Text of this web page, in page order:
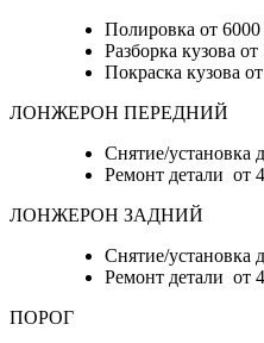
Полировка от 6000
Разборка кузова
Покраска кузова
ЛОНЖЕРОН ПЕРЕДНИЙ
Снятие/установка
Ремонт детали от
ЛОНЖЕРОН ЗАДНИЙ
Снятие/установка
Ремонт детали от
ПОРОГ